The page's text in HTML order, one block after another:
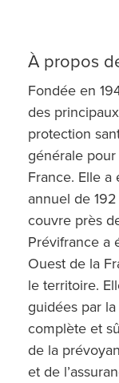
À propos
Fondée en
des
protection
générale
France. Elle a
annuel de
couvre près
Prévifrance a
Ouest de la
le territoire.
guidées par
complète et
de la
et de